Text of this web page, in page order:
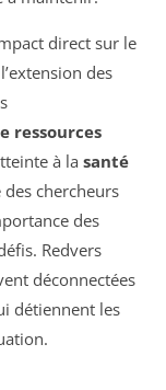
direct sur le
des
ressources
à la santé
des chercheurs
des
Redvers
déconnectées
détiennent les